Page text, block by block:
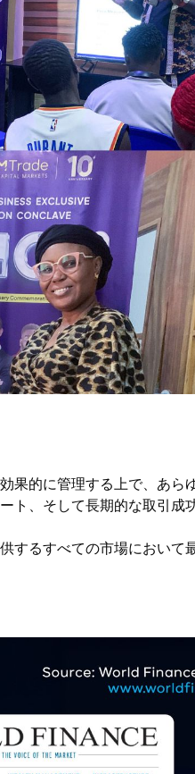
果的に管理する上で、あ
、そして長期的な取引成
するすべての市場におい